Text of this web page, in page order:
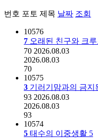
번호 포토 제목 날짜 조회
10576
7 오래된 친구와 크
70 2026.08.03
2026.08.03
70
10575
3 기러기맘과의 금지
93 2026.08.03
2026.08.03
93
10574
5 태수의 이중생활 5